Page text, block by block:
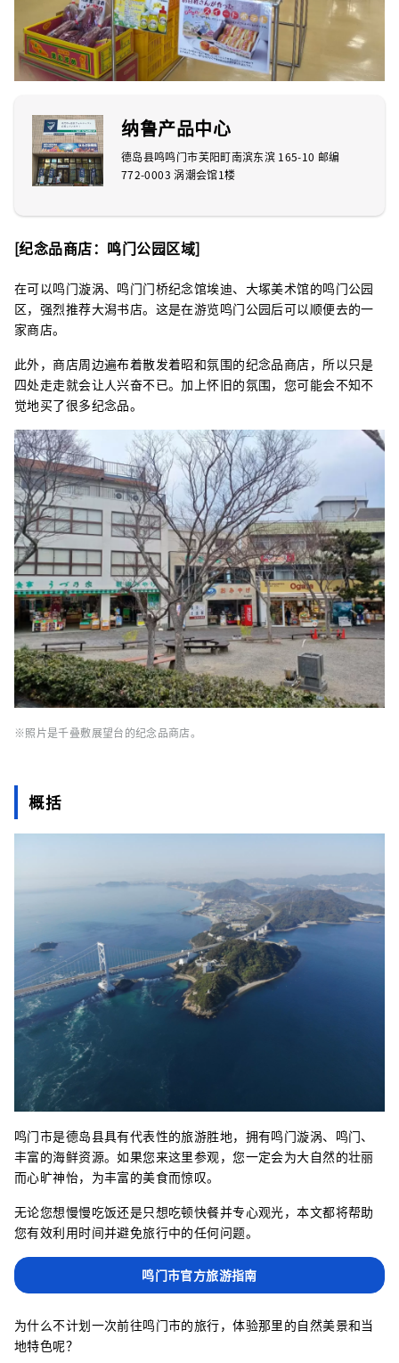
纳鲁产品中心
德岛县鸣鸣门市芙阳町南滨东滨 165-10 邮编
772-0003 涡潮会馆1楼
[纪念品商店：鸣门公园区域]
在可以鸣门漩涡、鸣门门桥纪念馆埃迪、大塚美术馆的鸣门公园
区，强烈推荐大潟书店。这是在游览鸣门公园后可以顺便去的一
家商店。
此外，商店周边遍布着散发着昭和氛围的纪念品商店，所以只是
四处走走就会让人兴奋不已。加上怀旧的氛围，您可能会不知不
觉地买了很多纪念品。
※照片是千叠敷展望台的纪念品商店。
概括
鸣门市是德岛县具有代表性的旅游胜地，拥有鸣门漩涡、鸣门、
丰富的海鲜资源。如果您来这里参观，您一定会为大自然的壮丽
而心旷神怡，为丰富的美食而惊叹。
无论您想慢慢吃饭还是只想吃顿快餐并专心观光，本文都将帮助
您有效利用时间并避免旅行中的任何问题。
鸣门市官方旅游指南
为什么不计划一次前往鸣门市的旅行，体验那里的自然美景和当
地特色呢？